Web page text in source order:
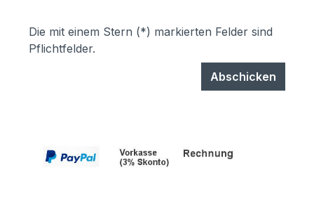
Die mit einem Stern (*) markierten Felder sind
Pflichtfelder.
Abschicken